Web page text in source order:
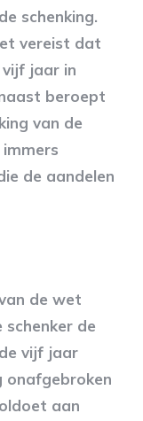
schenking.
vereist dat
vijf jaar in
beroept
van de
immers
de aandelen
de wet
de
vijf jaar
onafgebroken
aan